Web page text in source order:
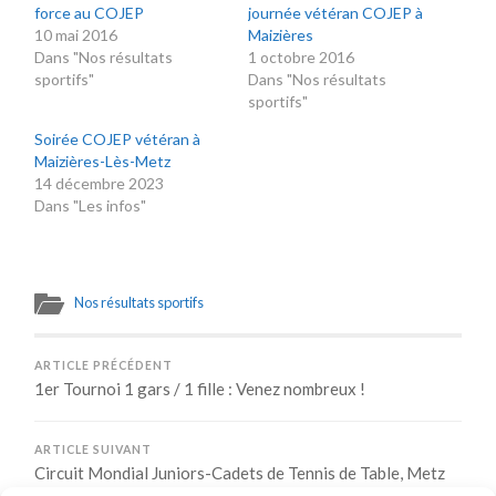
force au COJEP
10 mai 2016
Dans "Nos résultats
sportifs"
journée vétéran COJEP à
Maizières
1 octobre 2016
Dans "Nos résultats
sportifs"
Soirée COJEP vétéran à
Maizières-Lès-Metz
14 décembre 2023
Dans "Les infos"
Nos résultats sportifs
ARTICLE PRÉCÉDENT
1er Tournoi 1 gars / 1 fille : Venez nombreux !
ARTICLE SUIVANT
Circuit Mondial Juniors-Cadets de Tennis de Table, Metz